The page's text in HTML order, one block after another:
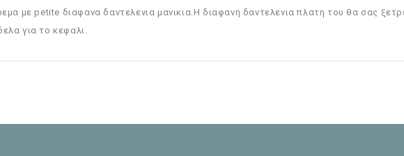
με petite διαφανα δαντελενια μανικια.Η διαφανη δαντελενια πλατη του θα σας
για το κεφαλι.